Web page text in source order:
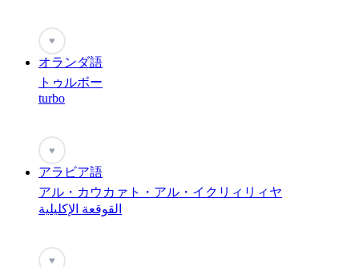
♥
オランダ語
トゥルボー
turbo
♥
アラビア語
アル・カウカァト・アル・イクリィリィヤ
القوقعة الإكليلية
♥